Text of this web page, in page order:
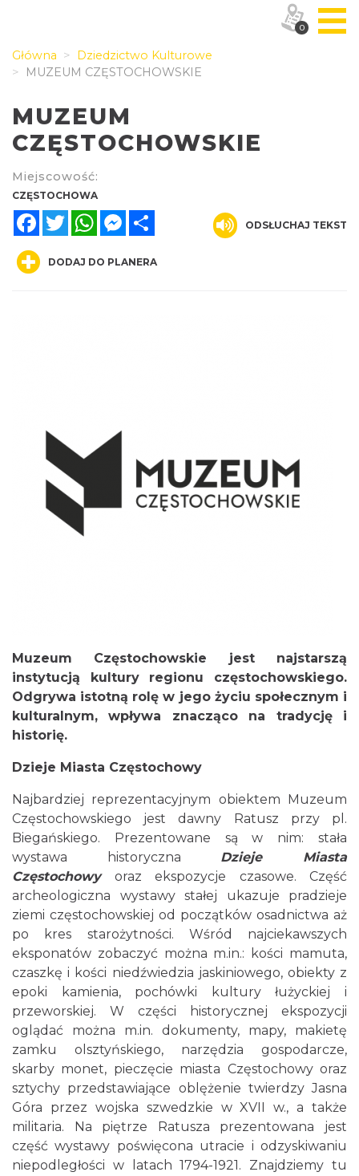
Główna
Dziedzictwo Kulturowe
MUZEUM CZĘSTOCHOWSKIE
MUZEUM
CZĘSTOCHOWSKIE
Miejscowość:
CZĘSTOCHOWA
FacebookTwitterWhatsAppMessenger
ODSŁUCHAJ TEKST
DODAJ DO PLANERA
Muzeum Częstochowskie jest najstarszą
instytucją kultury regionu częstochowskiego.
Odgrywa istotną rolę w jego życiu społecznym i
kulturalnym, wpływa znacząco na tradycję i
historię.
Dzieje Miasta Częstochowy
Najbardziej reprezentacyjnym obiektem Muzeum
Częstochowskiego jest dawny Ratusz przy pl.
Biegańskiego. Prezentowane są w nim: stała
wystawa historyczna Dzieje Miasta
Częstochowyoraz ekspozycje czasowe. Część
archeologiczna wystawy stałej ukazuje pradzieje
ziemi częstochowskiej od początków osadnictwa aż
po kres starożytności. Wśród najciekawszych
eksponatów zobaczyć można m.in.: kości mamuta,
czaszkę i kości niedźwiedzia jaskiniowego, obiekty z
epoki kamienia, pochówki kultury łużyckiej i
przeworskiej. W części historycznej ekspozycji
oglądać można m.in. dokumenty, mapy, makietę
zamku olsztyńskiego, narzędzia gospodarcze,
skarby monet, pieczęcie miasta Częstochowy oraz
sztychy przedstawiające oblężenie twierdzy Jasna
Góra przez wojska szwedzkie w XVII w., a także
militaria. Na piętrze Ratusza prezentowana jest
część wystawy poświęcona utracie i odzyskiwaniu
niepodległości w latach 1794-1921. Znajdziemy tu
0